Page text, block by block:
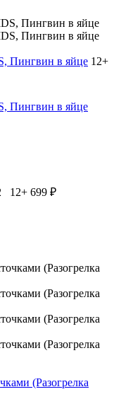
Пингвин в яйце 12+
Пингвин в яйце
12+ 699 ₽
(Разогрелка